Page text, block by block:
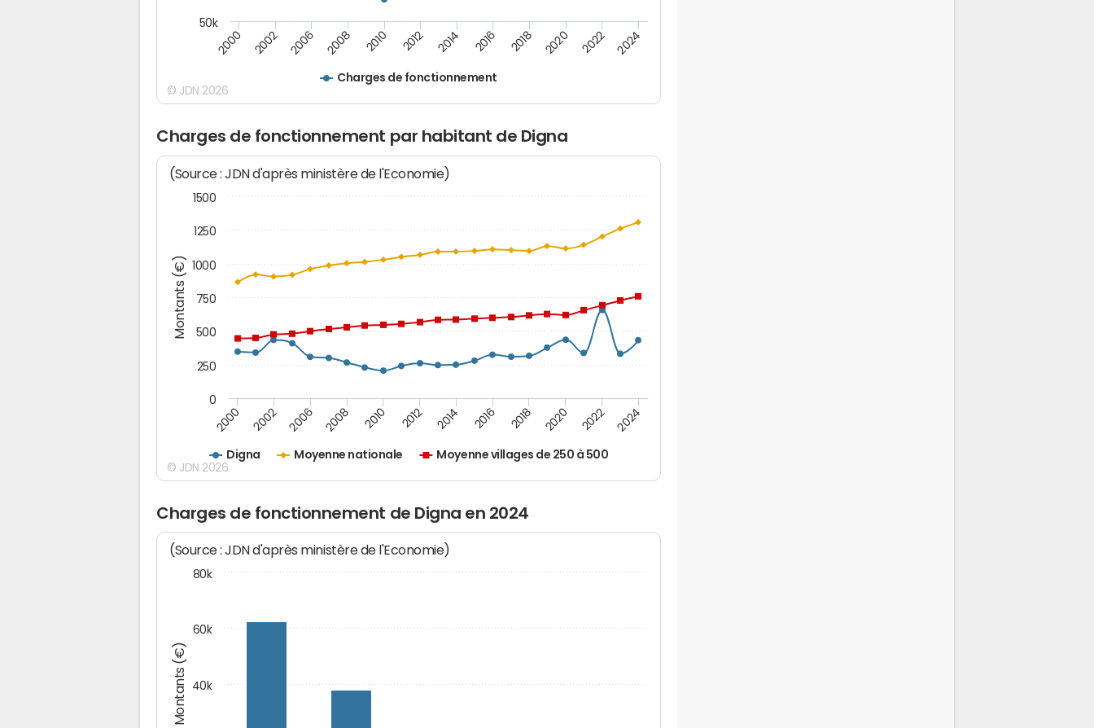
Charges de fonctionnement
2000 2002 2006 2008 2010 2012 2014 2016 2018 2020 2022 2024
50k
© JDN 2026
Charges de fonctionnement par habitant de Digna
Montants (€)
(Source : JDN d'après ministère de l'Economie)
Digna Moyenne nationale Moyenne villages de 250 à 500
2000 2002 2006 2008 2010 2012 2014 2016 2018 2020 2022 2024
0
250
500
750
1000
1250
1500
© JDN 2026
Charges de fonctionnement de Digna en 2024
Montants (€)
(Source : JDN d'après ministère de l'Economie)
40k
60k
80k